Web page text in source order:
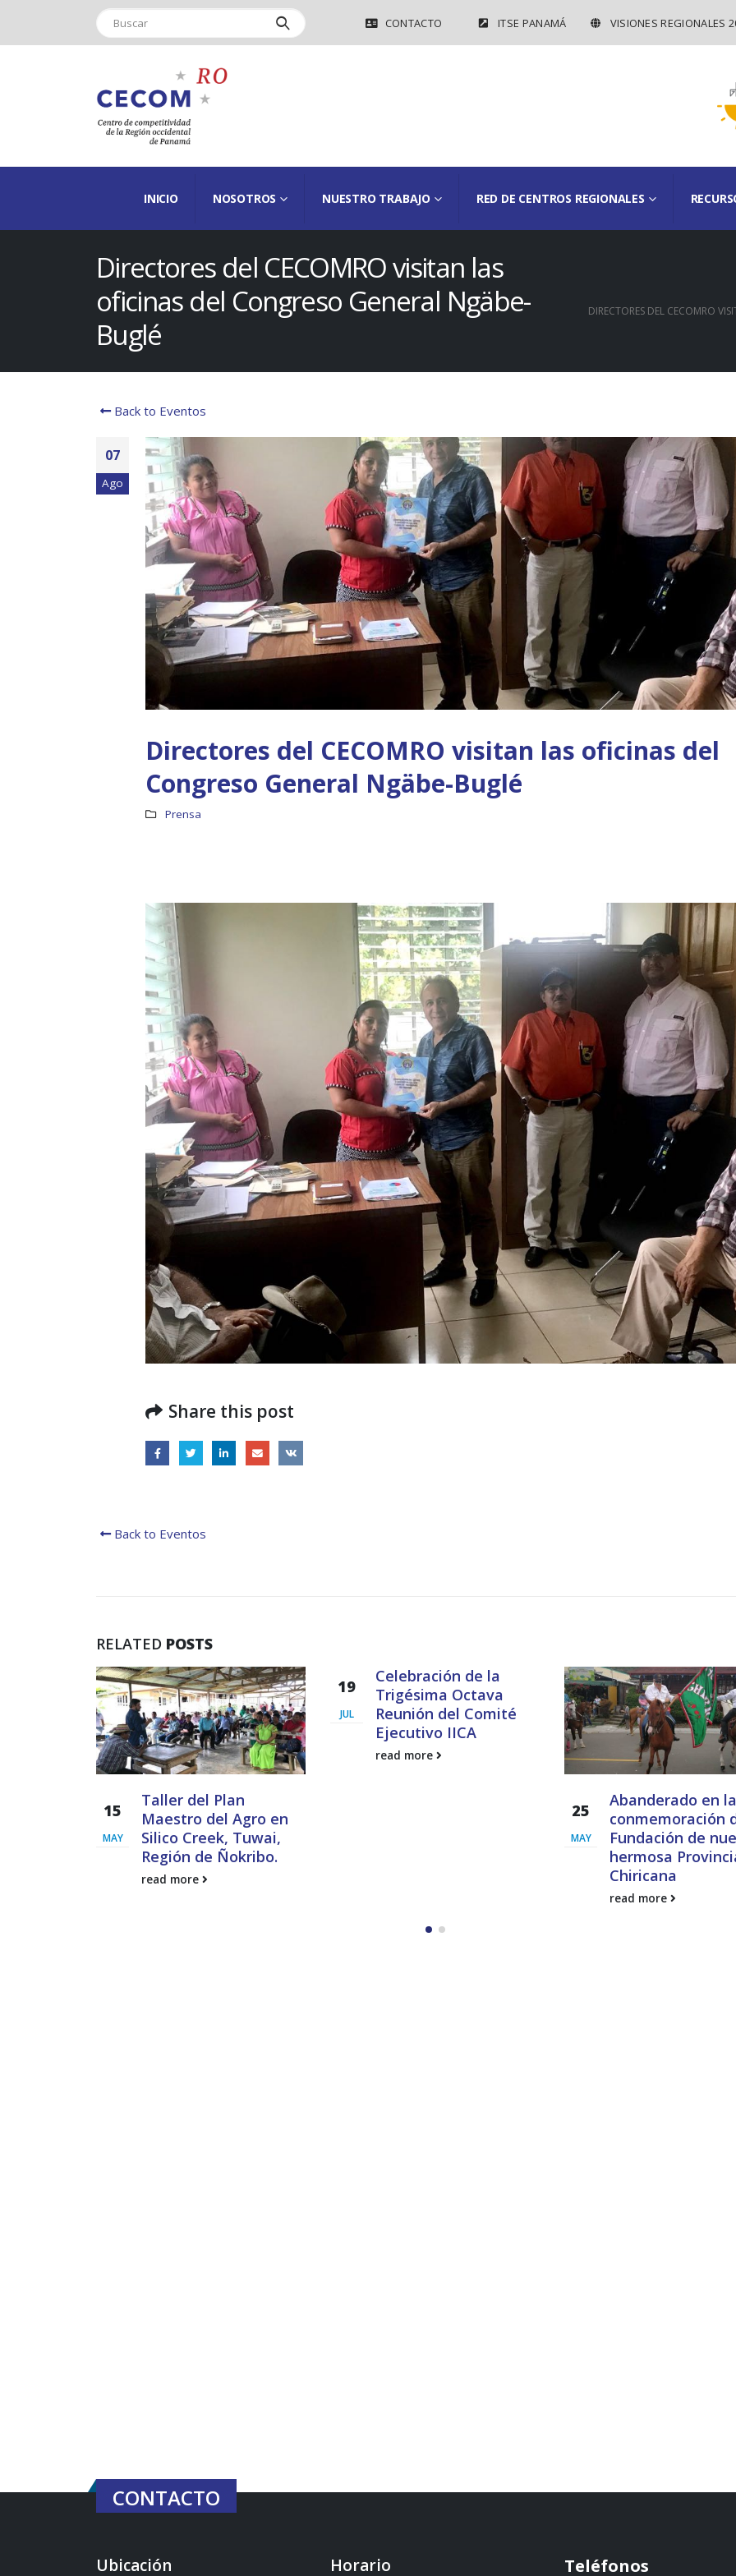
CONTACTO ITSE PANAMÁ VISIONES REGIONALES
INICIO NOSOTROS NUESTRO TRABAJO RED DE CENTROS REGIONALES
Directores del CECOMRO visitan las
oficinas del Congreso General Ngäbe-
Buglé
DIRECTORES DEL CECOMRO
Back to Eventos
07
Ago
Directores del CECOMRO visitan las oficinas del
Congreso General Ngäbe-Buglé
Prensa
Share this post
Back to Eventos
RELATED POSTS
15
MAY
Taller del Plan
Maestro del Agro en
Silico Creek, Tuwai,
Región de Ñokribo.
read more
19
JUL
Celebración de la
Trigésima Octava
Reunión del Comité
Ejecutivo IICA
read more
25
MAY
Abanderado en la
conmemoración
Fundación de
hermosa
Chiricana
read more
Boletín Informativo No.1 –
Soluciones Integrales
13 junio, 2025
MEF fortalece la
integración de perspectivas
regionales en el Plan
Estratégico de Gobierno 2025-2029
27 diciembre, 2024
Presentación de Avances
del proyecto Soluciones
Integrales de Acceso
Universal a la Energía
13 noviembre, 2024
Taller: Estudio y Diseño de
la Estrategia para Impulsar
el Tren Panamá – CECOM
19 octubre, 2024
CECOMRO se reúne con el
presidente José Raúl Mulino
6 septiembre, 2024
Encuentro de Líderes y
Lideresas para
Fortalecimiento Integral de
la Gobernanza y Derechos Humanos
en la CNB con Enfoque de Género
Boletín Informativo
Soluciones Integrales
13 junio, 2025
MEF fortalece la
integración de
regionales en el Plan
Estratégico de Gobierno 2025-
27 diciembre, 2024
Presentación de
del proyecto
Integrales de Acceso
Universal a la Energía
13 noviembre, 2024
CONTACTO
Ubicación Horario Teléfonos